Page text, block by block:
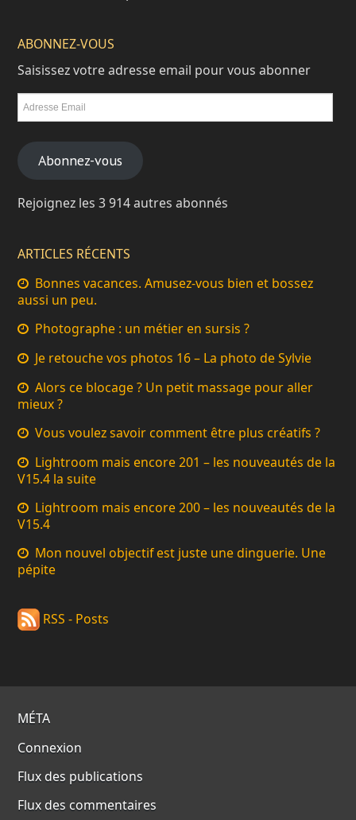
ABONNEZ-VOUS
Saisissez votre adresse email pour vous abonner
Abonnez-vous
Rejoignez les 3 914 autres abonnés
ARTICLES RÉCENTS
Bonnes vacances. Amusez-vous bien et bossez
aussi un peu.
Photographe : un métier en sursis ?
Je retouche vos photos 16 – La photo de Sylvie
Alors ce blocage ? Un petit massage pour aller
mieux ?
Vous voulez savoir comment être plus créatifs ?
Lightroom mais encore 201 – les nouveautés de la
V15.4 la suite
Lightroom mais encore 200 – les nouveautés de la
V15.4
Mon nouvel objectif est juste une dinguerie. Une
pépite
RSS - Posts
MÉTA
Connexion
Flux des publications
Flux des commentaires